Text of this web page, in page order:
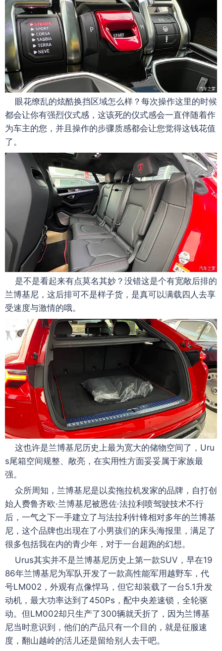
眼花缭乱的炫酷换挡区域怎么样？每次操作这里的时候
都会让你有强烈仪式感，这该死的仪式感会一直伴随着作
为车主的您，并且操作的步骤质感都会让您觉得这钱花值
了。
是不是看起来有点莫名其妙？没错这是个有宽敞后排的
兰博基尼，这后排可不是样子货，是真可以满载四人去享
受速度与激情的哦。
这也许是兰博基尼历史上最为宽大的储物空间了，Uru
s尾箱空间规整、敞亮，在实用性方面妥妥属于家族最
强。
众所周知，兰博基尼是以卖拖拉机发家的品牌，自打创
始人费鲁齐欧·兰博基尼被恩佐·法拉利喷驾驶技术不行
后，一气之下一手建立了与法拉利针锋相对多年的兰博基
尼，这个品牌也出现在了小男孩们的床头海报里，满足了
很多包括我在内的青少年，对于一台超跑的幻想。
Urus其实并不是兰博基尼历史上第一款SUV，早在19
86年兰博基尼为军队开发了一款高性能军用越野车，代
号LM002，外观有点像悍马，但它却装载了一台5.1升发
动机，最大功率达到了450Ps，配中央差速锁，全轮驱
动。但LM002却只生产了300辆就夭折了，因为兰博基
尼当时意识到，他们的产品只有一个目的，就是征服速
度，翻山越岭的活儿还是留给别人去干吧。